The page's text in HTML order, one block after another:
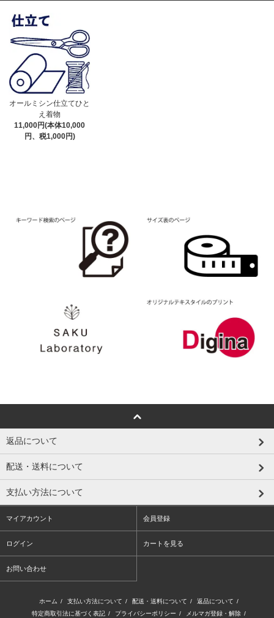
オールミシン仕立てひと
え着物
11,000円(本体10,000
円、税1,000円)
返品について
配送・送料について
支払い方法について
マイアカウント 会員登録
ログイン カートを見る
お問い合わせ
ホーム / 支払い方法について / 配送・送料について / 返品について /
特定商取引法に基づく表記 / プライバシーポリシー / メルマガ登録・解除 /